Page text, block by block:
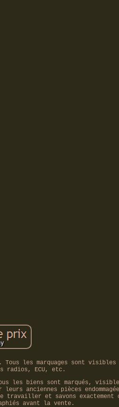
AF. Tous les marquages sont
radios, ECU, etc.
les biens sont marqués,
anciennes pièces
travailler et savons exactement
avant la vente.